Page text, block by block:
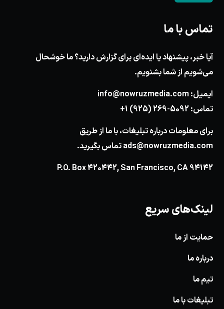
تماس با ما
آیا خبر، پیشنهاد یا ایده‌ای برای گزارش دارید؟ ما خوشحال
می‌شویم از شما بشنویم.
ایمیل:info@nowruzmedia.com
تماس:+1 (925) 269-5092
برای معلومات درباره تبلیغات، با ما از طریق
ads@nowruzmedia.comتماس بگیرید.
P.O. Box 420442, San Francisco, CA 94142
لینک‌های سریع
حمایت از ما
درباره ما
تیم ما
تبلیغات با ما